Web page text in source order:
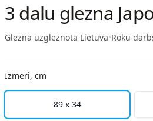
3 dalu glezna
Glezna uzgleznota Lietuva•Roku
Izmeri, cm
89 x 34